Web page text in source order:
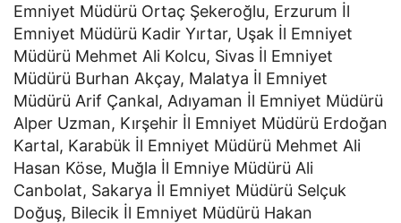
Emniyet Müdürü Ortaç Şekeroğlu, Erzurum İl
Emniyet Müdürü Kadir Yırtar, Uşak İl Emniyet
Müdürü Mehmet Ali Kolcu, Sivas İl Emniyet
Müdürü Burhan Akçay, Malatya İl Emniyet
Müdürü Arif Çankal, Adıyaman İl Emniyet Müdürü
Alper Uzman, Kırşehir İl Emniyet Müdürü Erdoğan
Kartal, Karabük İl Emniyet Müdürü Mehmet Ali
Hasan Köse, Muğla İl Emniye Müdürü Ali
Canbolat, Sakarya İl Emniyet Müdürü Selçuk
Doğuş, Bilecik İl Emniyet Müdürü Hakan